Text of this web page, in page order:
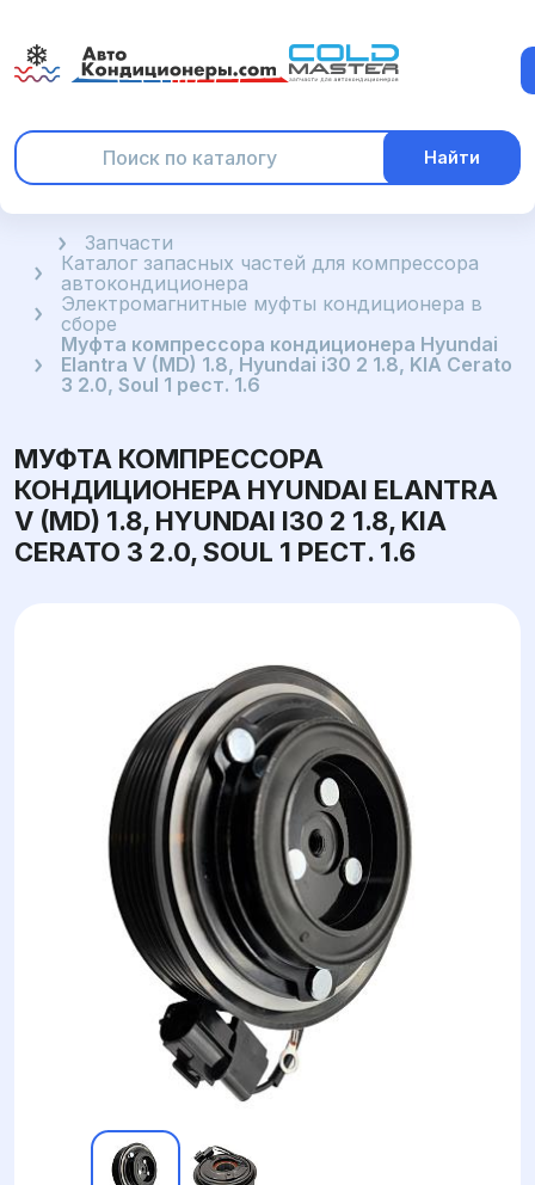
Найти
ГлавнаяЗапчасти
Каталог запасных частей для компрессора
автокондиционера
Электромагнитные муфты кондиционера в
сборе
Муфта компрессора кондиционера Hyundai
Elantra V (MD) 1.8, Hyundai i30 2 1.8, KIA Cerato
3 2.0, Soul 1 рест. 1.6
МУФТА КОМПРЕССОРА
КОНДИЦИОНЕРА HYUNDAI ELANTRA
V (MD) 1.8, HYUNDAI I30 2 1.8, KIA
CERATO 3 2.0, SOUL 1 РЕСТ. 1.6